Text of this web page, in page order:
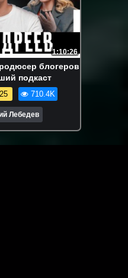
1:10:26
блогеров
подкаст
710.4K
Лебедев